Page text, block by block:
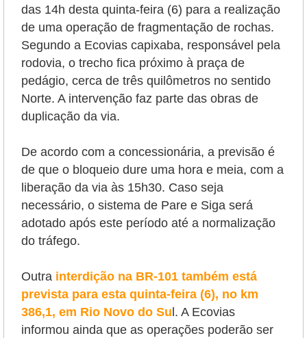
das 14h desta quinta-feira (6) para a realização
de uma operação de fragmentação de rochas.
Segundo a Ecovias capixaba, responsável pela
rodovia, o trecho fica próximo à praça de
pedágio, cerca de três quilômetros no sentido
Norte. A intervenção faz parte das obras de
duplicação da via.
De acordo com a concessionária, a previsão é
de que o bloqueio dure uma hora e meia, com a
liberação da via às 15h30. Caso seja
necessário, o sistema de Pare e Siga será
adotado após este período até a normalização
do tráfego.
Outra interdição na BR-101 também está
prevista para esta quinta-feira (6), no km
386,1, em Rio Novo do Su l. A Ecovias
informou ainda que as operações poderão ser